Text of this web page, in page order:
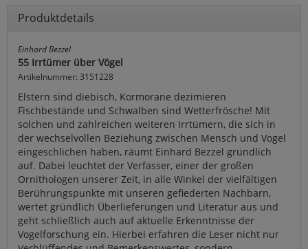
Produktdetails
Einhard Bezzel
55 Irrtümer über Vögel
Artikelnummer: 3151228
Elstern sind diebisch, Kormorane dezimieren
Fischbestände und Schwalben sind Wetterfrösche! Mit
solchen und zahlreichen weiteren Irrtümern, die sich in
der wechselvollen Beziehung zwischen Mensch und Vogel
eingeschlichen haben, räumt Einhard Bezzel gründlich
auf. Dabei leuchtet der Verfasser, einer der großen
Ornithologen unserer Zeit, in alle Winkel der vielfältigen
Berührungspunkte mit unseren gefiederten Nachbarn,
wertet gründlich Überlieferungen und Literatur aus und
geht schließlich auch auf aktuelle Erkenntnisse der
Vogelforschung ein. Hierbei erfahren die Leser nicht nur